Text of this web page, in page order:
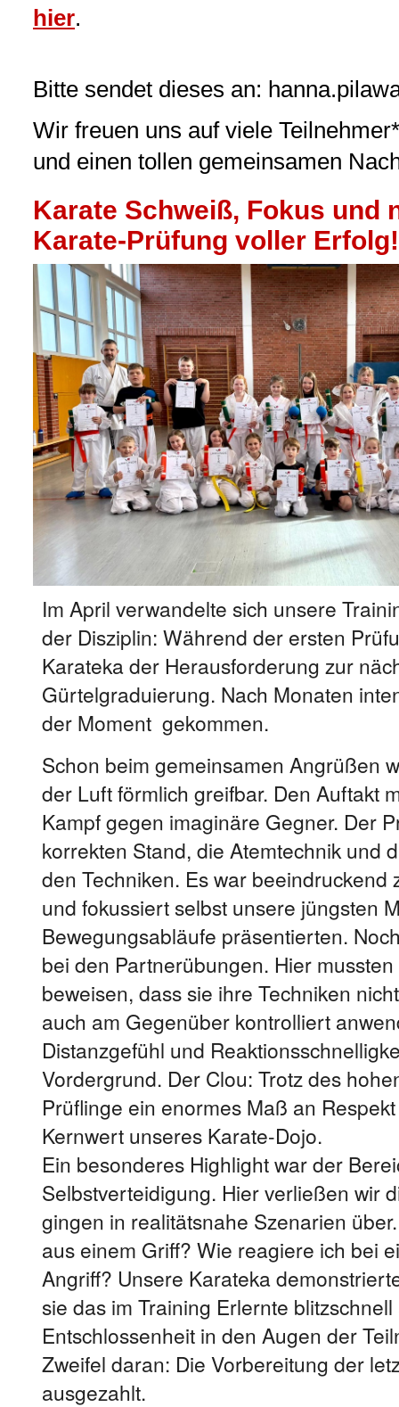
hier
Bitte sendet dieses an:
Wir freuen uns auf viele
und einen tollen gemeinsamen
Karate Schweiß, Fokus und
Karate-Prüfung voller Erfolg!
Im April verwandelte sich unsere
der Disziplin: Während der ersten
Karateka der Herausforderung zur
Gürtelgraduierung. Nach Monaten
der Moment gekommen.
Schon beim gemeinsamen Angrüßen
der Luft förmlich greifbar. Den Auftakt
Kampf gegen imaginäre Gegner. Der
korrekten Stand, die Atemtechnik und
den Techniken. Es war beeindruckend
und fokussiert selbst unsere jüngsten
Bewegungsabläufe präsentierten.
bei den Partnerübungen. Hier
beweisen, dass sie ihre Techniken
auch am Gegenüber kontrolliert
Distanzgefühl und
Vordergrund. Der Clou: Trotz des
Prüflinge ein enormes Maß an
Kernwert unseres Karate-Dojo.
Ein besonderes Highlight war der
Selbstverteidigung. Hier verließen wir
gingen in realitätsnahe Szenarien
aus einem Griff? Wie reagiere ich bei
Angriff? Unsere Karateka
sie das im Training Erlernte
Entschlossenheit in den Augen der
Zweifel daran: Die Vorbereitung der
ausgezahlt.